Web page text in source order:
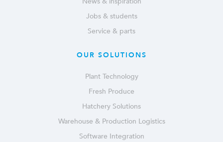
Jobs & students
Service & parts
OUR SOLUTIONS
Plant Technology
Fresh Produce
Hatchery Solutions
Warehouse & Production Logistics
Software Integration